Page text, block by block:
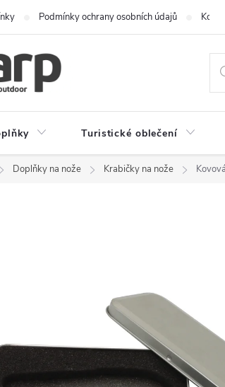
Podmínky ochrany osobních údajů
Turistické oblečení
Doplňky na nože Krabičky na nože